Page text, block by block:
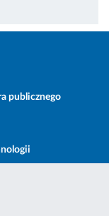
publicznego